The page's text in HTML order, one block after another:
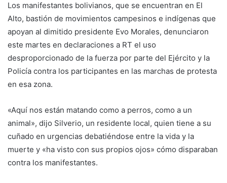
Los manifestantes bolivianos, que se encuentran en El
Alto, bastión de movimientos campesinos e indígenas que
apoyan al dimitido presidente Evo Morales, denunciaron
este martes en declaraciones a RT el uso
desproporcionado de la fuerza por parte del Ejército y la
Policía contra los participantes en las marchas de protesta
en esa zona.
«Aquí nos están matando como a perros, como a un
animal», dijo Silverio, un residente local, quien tiene a su
cuñado en urgencias debatiéndose entre la vida y la
muerte y «ha visto con sus propios ojos» cómo disparaban
contra los manifestantes.